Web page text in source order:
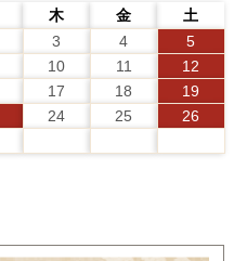
木 金
土
3 4
5
10 11
12
17 18
19
24 25
26